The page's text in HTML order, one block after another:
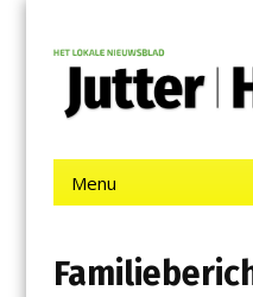
contentJutter |
Menu